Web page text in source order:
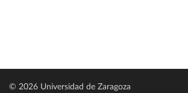
© 2026 Universidad de Zaragoza